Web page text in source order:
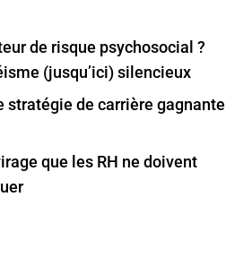
de risque psychosocial ?
(jusqu’ici) silencieux
stratégie de carrière gagnante
que les RH ne doivent